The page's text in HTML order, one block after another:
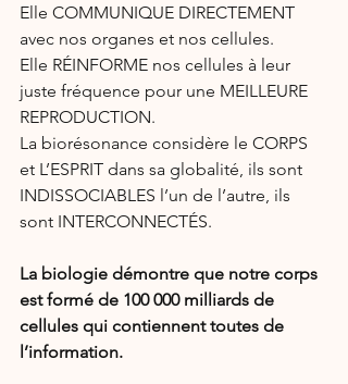
Elle COMMUNIQUE DIRECTEMENT
avec nos organes et nos cellules.
Elle RÉINFORME nos cellules à leur
juste fréquence pour une MEILLEURE
REPRODUCTION.
La biorésonance considère le CORPS
et L’ESPRIT dans sa globalité, ils sont
INDISSOCIABLES l’un de l’autre, ils
sont INTERCONNECTÉS.
La biologie démontre que notre corps
est formé de 100 000 milliards de
cellules qui contiennent toutes de
l’information.